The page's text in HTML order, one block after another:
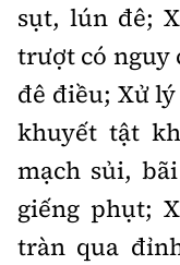
Ẩm thực
Camera giao thông
Câu chuyện giao
Giải trí - Thể thao
Cơ quan chủ
Giấy phép số: 03/
Tòa soạn: Số 2
Hà Nội.
Tổng biên tập:
sụt, lún đê;
trượt có nguy
đê điều; Xử
khuyết tật
mạch sủi,
giếng phụt;
tràn qua